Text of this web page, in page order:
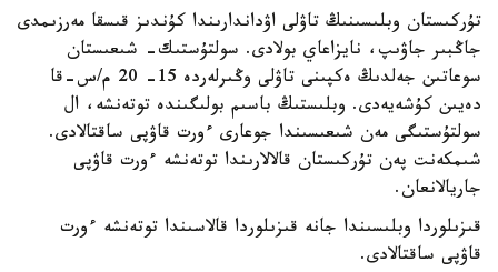
تۇركىستان وبلىسىنىڭ تاۋلى اۋداندارىندا كۇندىز قىسقا مەرزىمدى
جاڭبىر جاۋىپ، نايزاعاي بولادى. سولتۇستىك- شىعىستان
سوعاتىن جەلدىڭ ەكپىنى تاۋلى وڭىرلەردە 15- 20 م/س-قا
دەيىن كۇشەيەدى. وبلىستىڭ باسىم بولىگىندە توتەنشە، ال
سولتۇستىگى مەن شىعىسىندا جوعارى ءورت قاۋپى ساقتالادى.
شىمكەنت پەن تۇركىستان قالالارىندا توتەنشە ءورت قاۋپى
جاريالانعان.
قىزىلوردا وبلىسىندا جانە قىزىلوردا قالاسىندا توتەنشە ءورت
قاۋپى ساقتالادى.